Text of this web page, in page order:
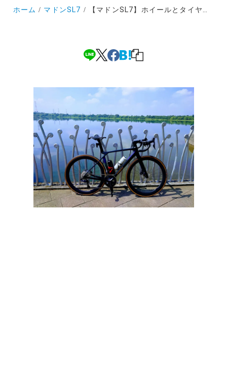
ホーム マドンSL7 【マドンSL7】ホイールとタイヤの重量増の感想